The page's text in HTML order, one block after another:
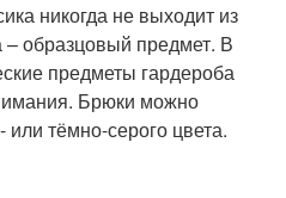
никогда не выходит из
– образцовый предмет. В
предметы гардероба
Брюки можно
или тёмно-серого цвета.